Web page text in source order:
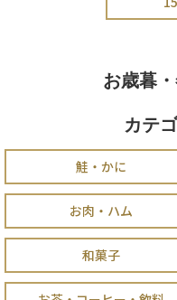
お歳暮
カテ
鮭・かに
お肉・ハム
和菓子